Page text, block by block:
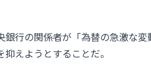
銀行の関係者が「為替の急激な
えようとすることだ。